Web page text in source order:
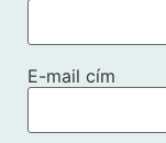
E-mail cím